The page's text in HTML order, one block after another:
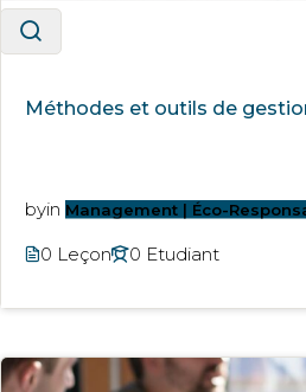
Méthodes et outils de
byin Management | Éco-
0 Leçon 0 Etudiant